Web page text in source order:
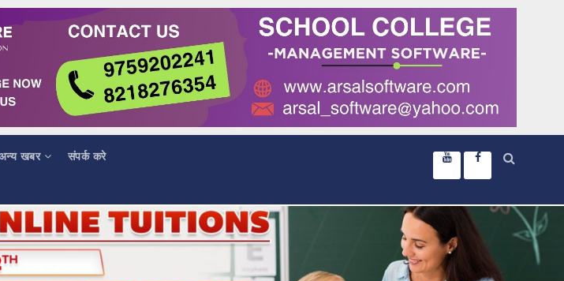
खबर
संपर्क करे